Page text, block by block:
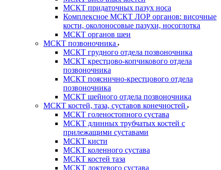
МСКТ придаточных пазух носа
Комплексное МСКТ ЛОР органов: височные
кости, околоносовые пазухи, носоглотка
МСКТ органов шеи
МСКТ позвоночника
МСКТ грудного отдела позвоночника
МСКТ крестцово-копчикового отдела
позвоночника
МСКТ пояснично-крестцового отдела
позвоночника
МСКТ шейного отдела позвоночника
МСКТ костей, таза, суставов конечностей
МСКТ голеностопного сустава
МСКТ длинных трубчатых костей с
прилежащими суставами
МСКТ кисти
МСКТ коленного сустава
МСКТ костей таза
МСКТ локтевого сустава